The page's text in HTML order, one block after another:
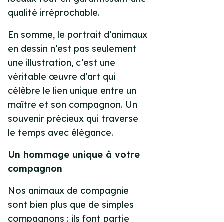
qualité irréprochable.
En somme, le portrait d’animaux
en dessin n’est pas seulement
une illustration, c’est une
véritable œuvre d’art qui
célèbre le lien unique entre un
maître et son compagnon. Un
souvenir précieux qui traverse
le temps avec élégance.
Un hommage unique à votre
compagnon
Nos animaux de compagnie
sont bien plus que de simples
compagnons : ils font partie